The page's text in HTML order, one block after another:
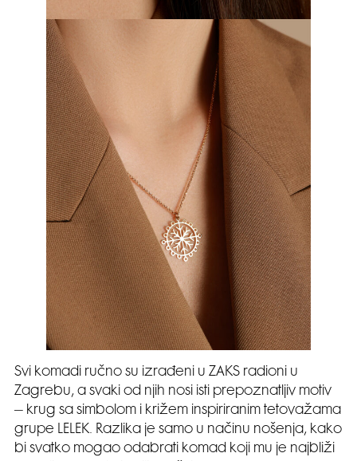
Svi komadi ručno su izrađeni u ZAKS radioni u
Zagrebu, a svaki od njih nosi isti prepoznatljiv motiv
– krug sa simbolom i križem inspiriranim tetovažama
grupe LELEK. Razlika je samo u načinu nošenja, kako
bi svatko mogao odabrati komad koji mu je najbliži